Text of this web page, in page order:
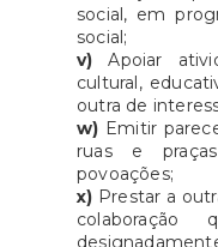
social, em
social;
v) Apoiar
cultural,
outra de
w) Emitir
ruas e
povoações;
x) Prestar a